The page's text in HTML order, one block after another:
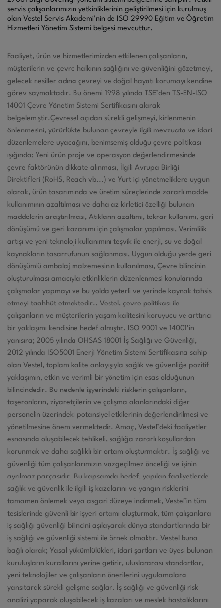
servis çalışanlarımızın yetkinliklerinin geliştirilmesi için kurulmuş
olan Vestel Servis Akademi’nin de ISO 29990 Eğitim ve Öğretim
Hizmetleri Yönetim Sistemi belgesi mevcuttur.
Faaliyet, ürün ve hizmetlerimizden etkilenen çalışanların,
müşterilerin ve çevre halkının sağlığını ve güvenliğini gözetmeyi,
gelecek nesiller adına çevreyi ve doğal hayatı korumayı kendine
görev saymaktadır. Bu önemi 1998 yılında TSE’den TS-EN-ISO
14001 Çevre Yönetim Sistemi Sertifikasını alarak
belgelemiştir.Çevresel açıdan sürekli gelişmeyi, kirlenmenin
önlenmesini, yürürlükte bulunan çevreyle ilgili mevzuata ve idari
düzenlemelere uyacağını, benimsemiş olduğu çevre politikası
ışığında; Yeni ürün proje ve operasyon değerlendirmesinde
çevre faktörünün dikkate alınması, İlgili Avrupa Birliği
Direktifleri (RoHS, Reach vb...) ve Yurt içi yönetmeliklere uygun
olarak, ürün tasarımında ve üretim süreçlerinde zararlı madde
kullanımının azaltılması ve daha az kirletici özelliği bulunan
maddelerin araştırılması, Atıkların azaltımı, tekrar kullanımı, geri
dönüşümü ve geri kazanımı için çalışmalar yapılması, Verimlilik
artışı ve yeni teknoloji kullanımını teşvik ile enerji, su ve doğal
kaynakların tasarrufunun sağlanması, Uygun olduğu yerde geri
dönüşümlü ambalaj malzemesinin kullanılması, Çevre bilincinin
oluşturulması amacıyla etkinliklerin düzenlenmesi konularında
çalışmalar yapmayı ve bu yolda yeterli ve yerinde kaynak tahsis
etmeyi taahhüt etmektedir.. Vestel, çevre politikası ile
çalışanların ve müşterilerin yaşam kalitesini koruyucu ve arttırıcı
bir yaklaşımı kendisine hedef almıştır. ISO 9001 ve 14001'in
yanısıra; 2005 yılında OHSAS 18001 İş Sağlığı ve Güvenliği,
2012 yılında ISO5001 Enerji Yönetim Sistemi Sertifikasına sahip
olan Vestel, toplam kalite anlayışıyla sağlık ve güvenliğe pozitif
yaklaşımın, etkin ve verimli bir yönetim için esas olduğunun
bilincindedir. Bu nedenle işyerindeki risklerin çalışanların,
taşeronların, ziyaretçilerin ve çalışma alanlarındaki diğer
personelin üzerindeki potansiyel etkilerinin değerlendirilmesi ve
yönetilmesine önem vermektedir. Amaç, Vestel’deki faaliyetler
esnasında oluşabilecek tehlikeli, sağlığa zararlı koşullardan
korunmak ve daha sağlıklı bir ortam oluşturmaktır. İş sağlığı ve
güvenliği tüm çalışanlarımızın vazgeçilmez önceliği ve işinin
ayrılmaz parçasıdır. Bu kapsamda hedef, yapılan faaliyetlerde
sağlık ve güvenlik ile ilgili iş kazalarını ve yangın risklerini
tamamen önlemek veya asgari düzeye indirmek, Vestel’in tüm
tesislerinde güvenli bir işyeri ortamı oluşturmak, tüm çalışanlara
iş sağlığı güvenliği bilincini aşılayarak dünya standartlarında bir
iş sağlığı ve güvenliği sistemi ile örnek olmaktır. Vestel buna
bağlı olarak; Yasal yükümlülükleri, idari şartları ve üyesi bulunan
kuruluşların kurallarını yerine getirir, uluslararası standartlar,
yeni teknolojiler ve çalışanların önerilerini uygulamalara
yansıtarak sürekli gelişme sağlar. İş sağlığı ve güvenliği risk
analizi yaparak oluşabilecek iş kazaları ve meslek hastalıklarını